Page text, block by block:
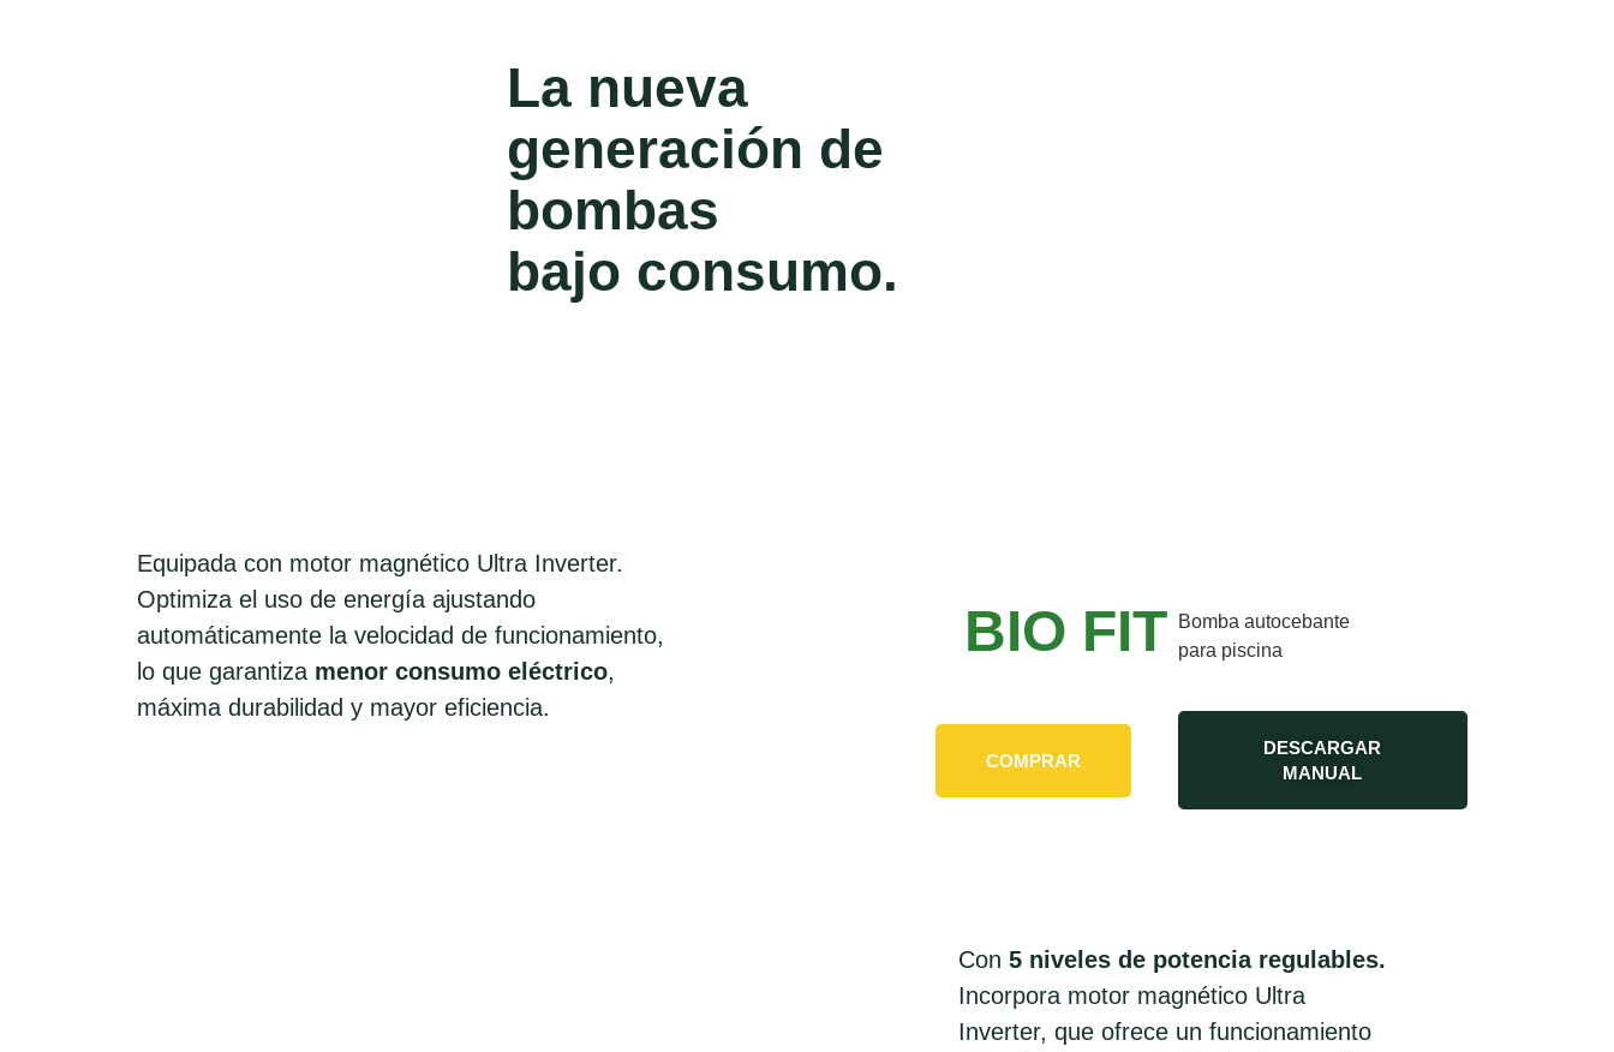
La nueva
generación de
bombas
bajo consumo.
Equipada con motor magnético Ultra Inverter.
Optimiza el uso de energía ajustando
automáticamente la velocidad de funcionamiento,
lo que garantiza menor consumo eléctrico,
máxima durabilidad y mayor eficiencia.
BIO FIT
Bomba autocebante
para piscina
COMPRAR
DESCARGAR
MANUAL
Con 5 niveles de potencia regulables.
Incorpora motor magnético Ultra
Inverter, que ofrece un funcionamiento